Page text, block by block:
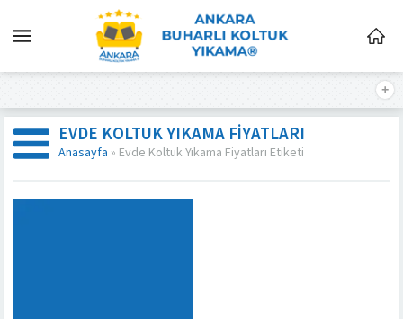
EVDE KOLTUK YIKAMA FIYATLARI
Anasayfa » Evde Koltuk Yıkama Fiyatları Etiketi